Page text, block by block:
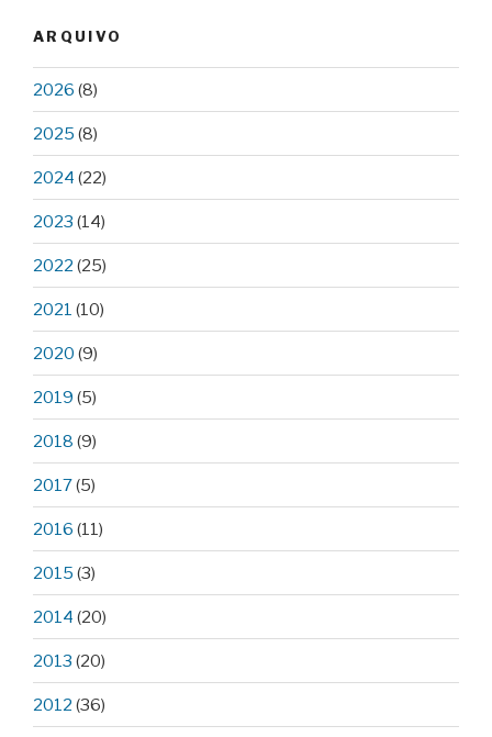
ARQUIVO
2026 (8)
2025 (8)
2024 (22)
2023 (14)
2022 (25)
2021 (10)
2020 (9)
2019 (5)
2018 (9)
2017(5)
2016 (11)
2015 (3)
2014 (20)
2013 (20)
2012 (36)